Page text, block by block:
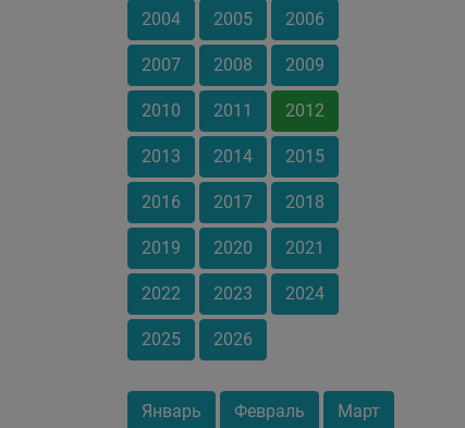
2004 2005 2006
2007 2008 2009
2010 2011 2012
2013 2014 2015
2016 2017 2018
2019 2020 2021
2022 2023 2024
2025 2026
Январь Февраль Март